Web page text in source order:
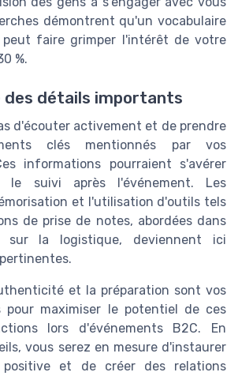
démontrent qu'un vocabulaire
faire grimper l'intérêt de votre
%.
des détails importants
d'écouter activement et de prendre
clés mentionnés par vos
informations pourraient s'avérer
le suivi après l'événement. Les
et l'utilisation d'outils tels
de prise de notes, abordées dans
sur la logistique, deviennent ici
et la préparation sont vos
pour maximiser le potentiel de ces
lors d'événements B2C. En
vous serez en mesure d'instaurer
positive et de créer des relations